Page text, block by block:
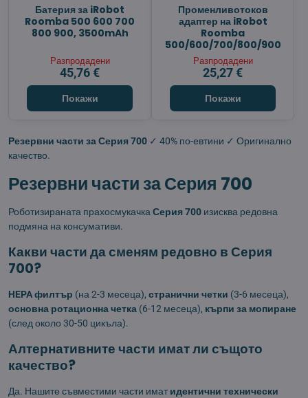
Батерия за iRobot
Roomba 500 600 700
800 900, 3500mAh
Разпродадени
45,76 €
Покажи
Променливотоков
адаптер на iRobot
Roomba
500/600/700/800/900
Разпродадени
25,27 €
Покажи
Резервни части за Серия 700 ✓ 40% по-евтини ✓ Оригинално
качество.
Резервни части за Серия 700
Роботизираната прахосмукачка Серия 700 изисква редовна
подмяна на консумативи.
Какви части да сменям редовно в Серия
700?
HEPA филтър (на 2-3 месеца), странични четки (3-6 месеца),
основна ротационна четка (6-12 месеца), кърпи за мопиране
(след около 30-50 цикъла).
Алтернативните части имат ли същото
качество?
Да. Нашите съвместими части имат идентични технически